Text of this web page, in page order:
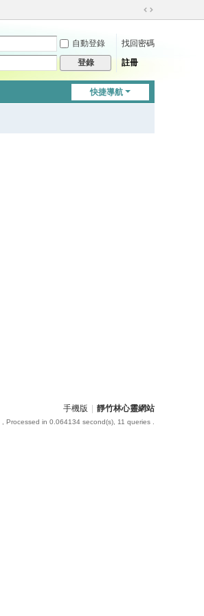
切
到
自動登錄
找回密碼
登錄 註冊
快捷導航
手機版 靜竹林心靈網站
, Processed in 0.064134 second(s), 11 queries .